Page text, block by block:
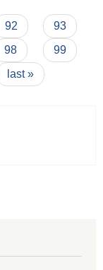
92
93
98
99
last »